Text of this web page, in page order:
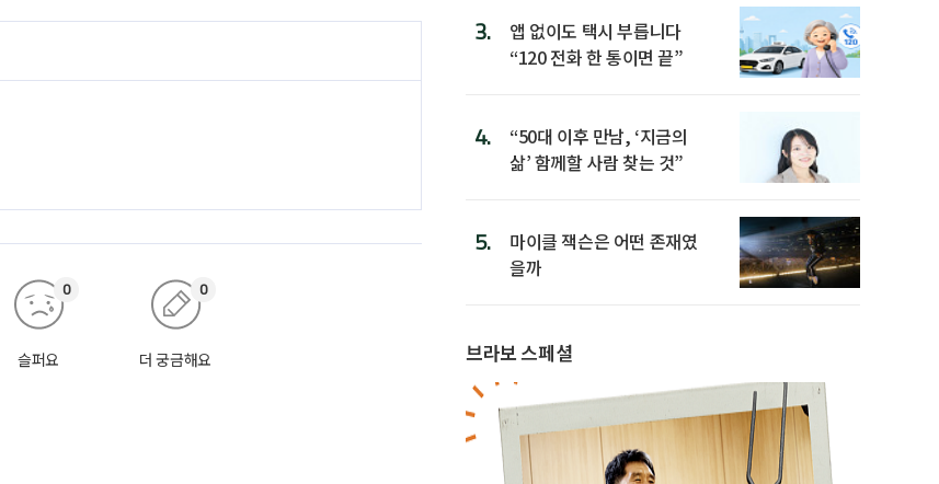
슬퍼요
0
더 궁금해요
0
3.
앱 없이도 택시 부릅니다
“120 전화 한 통이면 끝”
4.
“50대 이후 만남, ‘지금의
삶’ 함께할 사람 찾는 것”
5.
마이클 잭슨은 어떤 존재였
을까
브라보 스페셜